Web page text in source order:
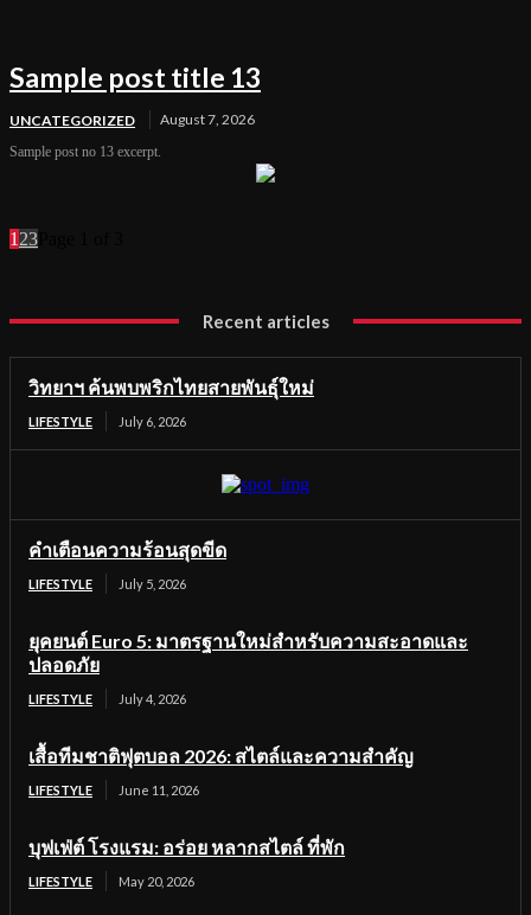
Sample post title 13
UNCATEGORIZED August 7, 2026
Sample post no 13 excerpt.
1 23
Recent articles
วิทยาฯ ค้นพบพริกไทยสายพันธุ์ใหม่
LIFESTYLE July 6, 2026
คำเตือนความร้อนสุดขีด
LIFESTYLE July 5, 2026
ยุคยนต์ Euro 5: มาตรฐานใหม่สำหรับความสะอาดและ
ปลอดภัย
LIFESTYLE July 4, 2026
เสื้อทีมชาติฟุตบอล 2026: สไตล์และความสำคัญ
LIFESTYLE June 11, 2026
บุฟเฟ่ต์ โรงแรม: อร่อย หลากสไตล์ ที่พัก
LIFESTYLE May 20, 2026